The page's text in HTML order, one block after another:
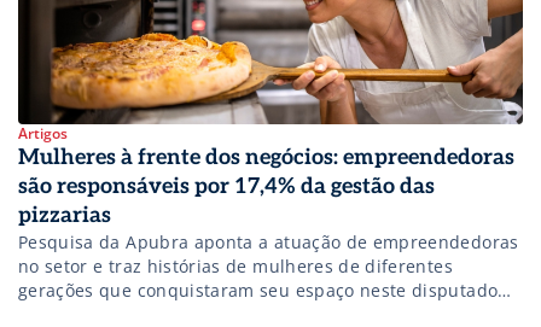
Artigos
Mulheres à frente dos negócios: empreendedoras
são responsáveis por 17,4% da gestão das
pizzarias
Pesquisa da Apubra aponta a atuação de empreendedoras
no setor e traz histórias de mulheres de diferentes
gerações que conquistaram seu espaço neste disputado